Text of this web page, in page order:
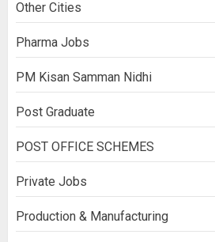
Other Cities
Pharma Jobs
PM Kisan Samman Nidhi
Post Graduate
POST OFFICE SCHEMES
Private Jobs
Production & Manufacturing